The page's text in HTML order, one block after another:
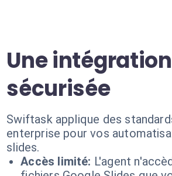
Une intégration
sécurisée
Swiftask applique des
enterprise pour vos
slides.
Accès limité: L'agent